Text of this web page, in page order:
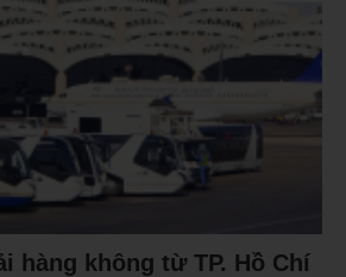
hàng không từ TP. Hồ Chí